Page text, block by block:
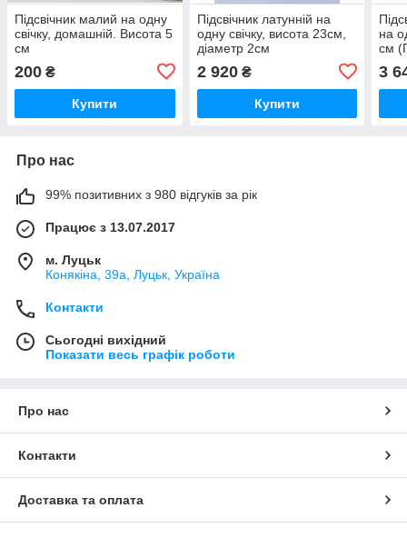
Підсвічник малий на одну
свічку, домашній. Висота 5
см
200 ₴
Купити
Підсвічник латунній на
одну свічку, висота 23см,
діаметр 2см
2 920₴
Купити
на
см
3
Про нас
99% позитивних з 980 відгуків за рік
Працює з 13.07.2017
м. Луцьк
Конякіна, 39а, Луцьк, Україна
Контакти
Сьогодні вихідний
Показати весь графік роботи
Про нас
Контакти
Доставка та оплата